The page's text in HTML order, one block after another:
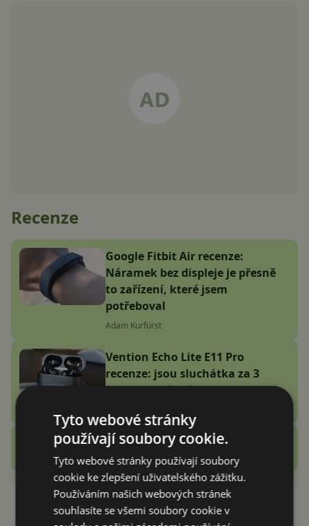
Recenze
Google Fitbit Air recenze:
Náramek bez displeje je přesně
to zařízení, které jsem
potřeboval
Adam Kurfürst
Vention Echo Lite E11 Pro
recenze: jsou sluchátka za 3
stovky zlatý grál nebo podfuk?
Zobrazit další
Recenze
Mercedes se toho nebojí. Do
chystaného vozu integruje
Tyto webové stránky
používají soubory cookie.
Tyto webové stránky používají soubory
cookie ke zlepšení uživatelského zážitku.
Používáním našich webových stránek
souhlasíte se všemi soubory cookie v